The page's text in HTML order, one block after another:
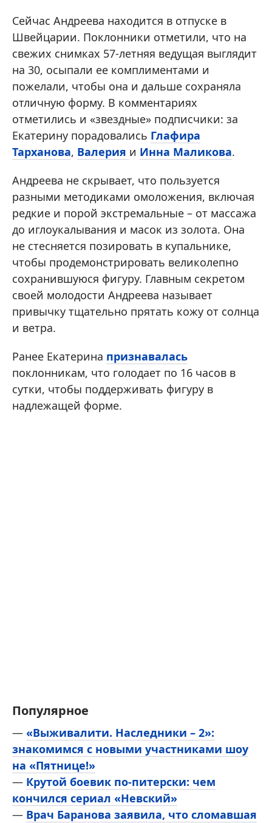
Сейчас Андреева находится в отпуске в
Швейцарии. Поклонники отметили, что на
свежих снимках 57-летняя ведущая выглядит
на 30, осыпали ее комплиментами и
пожелали, чтобы она и дальше сохраняла
отличную форму. В комментариях
отметились и «звездные» подписчики: за
Екатерину порадовались Глафира
Тарханова, Валерия и Инна Маликова.
Андреева не скрывает, что пользуется
разными методиками омоложения, включая
редкие и порой экстремальные – от массажа
до иглоукалывания и масок из золота. Она
не стесняется позировать в купальнике,
чтобы продемонстрировать великолепно
сохранившуюся фигуру. Главным секретом
своей молодости Андреева называет
привычку тщательно прятать кожу от солнца
и ветра.
Ранее Екатерина признавалась
поклонникам, что голодает по 16 часов в
сутки, чтобы поддерживать фигуру в
надлежащей форме.
Популярное
— «Выживалити. Наследники – 2»:
знакомимся с новыми участниками шоу
на «Пятнице!»
— Крутой боевик по-питерски: чем
кончился сериал «Невский»
— Врач Баранова заявила, что сломавшая